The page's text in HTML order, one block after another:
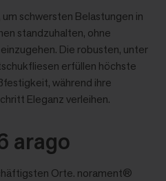
schwersten Belastungen in
standzuhalten, ohne
Die robusten, unter
erfüllen höchste
während ihre
Eleganz verleihen.
arago
Orte. norament®